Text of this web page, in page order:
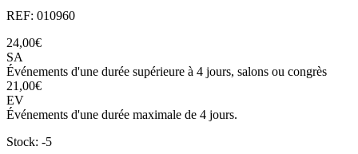
REF: 010960
24,00€
SA
Événements d'une durée supérieure à 4 jours, salons ou congrès
21,00€
EV
Événements d'une durée maximale de 4 jours.
Stock: -5